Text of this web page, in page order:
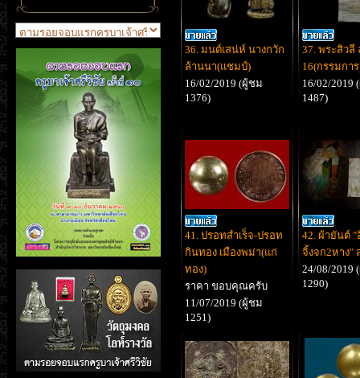
36. มนต์เสน่ห์ นางกวัก
ล้านนา(แชมป์)
16/02/2019 (ผู้ชม
1376)
37. พระสิวลี
16(กรรมกา
16/02/2019
1487)
41. ปรอทสำเร็จ-ปรอท
กินทอง เมืองพม่า(แก่
ทอง)
ราคา ขอบคุณครับ
11/07/2019 (ผู้ชม
1251)
42. ผ้ายันต์
จิ้งจก2หาง"
24/08/2019
1290)